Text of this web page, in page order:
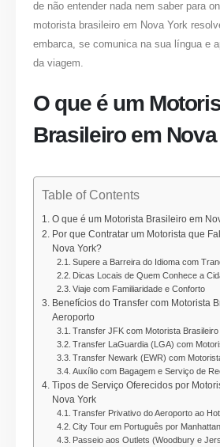
de não entender nada nem saber para
motorista brasileiro em Nova York
embarca, se comunica na sua língua e
da viagem.
O que é um
Brasileiro em
Table of Contents
O que é um Motorista Brasileiro em
Por que Contratar um Motorista que
Nova York?
Supere a Barreira do Idioma com
Dicas Locais de Quem Conhece a
Viaje com Familiaridade e Conforto
Benefícios do Transfer com Motorista
Aeroporto
Transfer JFK com Motorista Brasileiro
Transfer LaGuardia (LGA) com
Transfer Newark (EWR) com
Auxílio com Bagagem e Serviço de
Tipos de Serviço Oferecidos por
Nova York
Transfer Privativo do Aeroporto ao
City Tour em Português por Manhattan
Passeio aos Outlets (Woodbury e